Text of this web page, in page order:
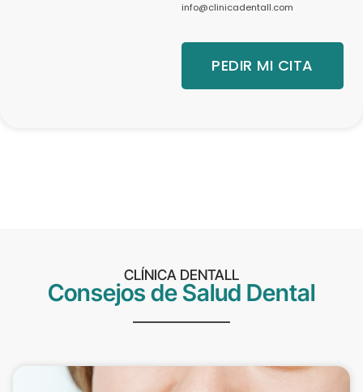
info@clinicadentall.com
PEDIR MI CITA
CLÍNICA DENTALL
Consejos de Salud Dental